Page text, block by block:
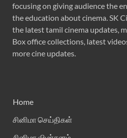
focusing on giving audience the
the education about cinema. SK
the latest tamil cinema updates,
Box office collections, latest
more cine updates.
Home
சினிமா செய்திகள்